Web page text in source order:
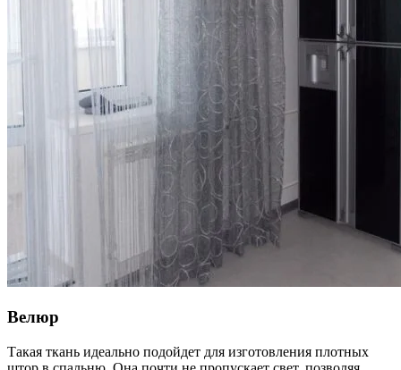
Велюр
Такая ткань идеально подойдет для изготовления плотных